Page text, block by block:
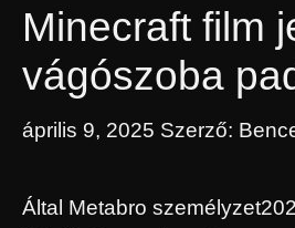
Minecraft film
vágószoba
április 9, 2025 Szerző:
Által Metabro